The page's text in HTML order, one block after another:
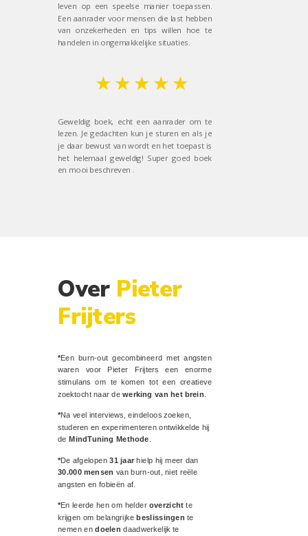
leven op een speelse manier toepassen.
Een aanrader voor mensen die last hebben
van onzekerheden en tips willen hoe te
handelen in ongemakkelijke situaties.
★ ★ ★ ★ ★
Geweldig boek, echt een aanrader om te
lezen. Je gedachten kun je sturen en als je
je daar bewust van wordt en het toepast is
het helemaal geweldig! Super goed boek
en mooi beschreven .
Over Pieter
Frijters
*Een burn-out gecombineerd met angsten
waren voor Pieter Frijters een enorme
stimulans om te komen tot een creatieve
zoektocht naar dewerking van het brein
*Na veel interviews, eindeloos zoeken,
studeren en experimenteren ontwikkelde hij
de MindTuning Methode.
*De afgelopen31 jaarhielp hij meer dan
30.000 mensen van burn-out, niet reële
angsten en fobieën af.
*En leerde hen om helder overzicht te
krijgen om belangrijkebeslissingen te
nemen endoelen daadwerkelijk te